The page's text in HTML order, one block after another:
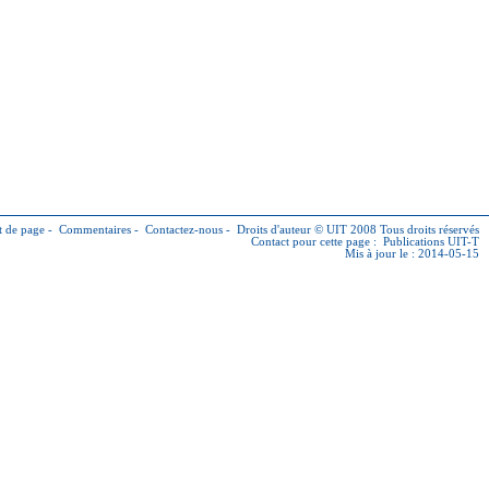
de page - Commentaires - Contactez-nous - Droits d'auteur © UIT 2008 Tous droits réservés
Contact pour cette page : Publications UIT-T
Mis à jour le : 2014-05-15